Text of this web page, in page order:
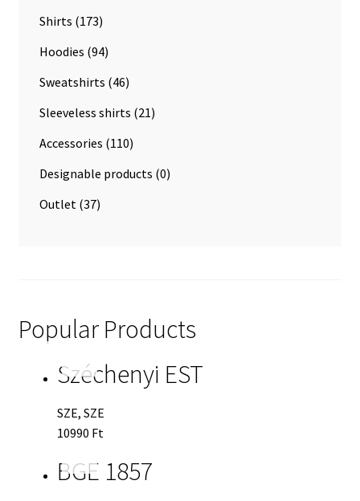
Shirts (173)
Hoodies (94)
Sweatshirts (46)
Sleeveless shirts (21)
Accessories (110)
Designable products (0)
Outlet (37)
Popular Products
Széchenyi EST
SZE, SZE
10990 Ft
BGE 1857